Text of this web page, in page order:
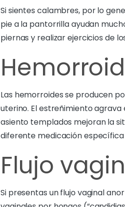
Si sientes calambres, por lo
pie a la pantorrilla ayudan
piernas y realizar ejercicios de
Las hemorroides se producen
uterino. El estreñimiento
asiento templados mejoran la
diferente medicación
Flujo
Si presentas un flujo vaginal